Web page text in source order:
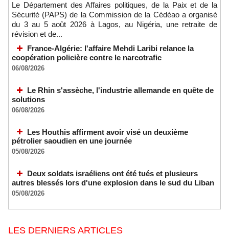
Le Département des Affaires politiques, de la Paix et de la
Sécurité (PAPS) de la Commission de la Cédéao a organisé
du 3 au 5 août 2026 à Lagos, au Nigéria, une retraite de
révision et de...
France-Algérie: l'affaire Mehdi Laribi relance la
coopération policière contre le narcotrafic
06/08/2026
Le Rhin s'assèche, l'industrie allemande en quête de
solutions
06/08/2026
Les Houthis affirment avoir visé un deuxième
pétrolier saoudien en une journée
05/08/2026
Deux soldats israéliens ont été tués et plusieurs
autres blessés lors d'une explosion dans le sud du Liban
05/08/2026
LES DERNIERS ARTICLES